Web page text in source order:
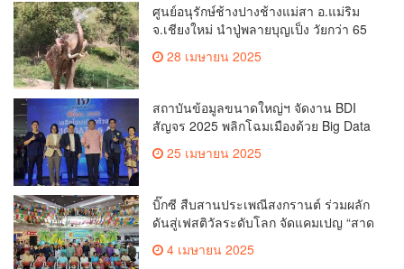
ศูนย์อนุรักษ์ช้างปางช้างแม่สา อ.แม่ริม
จ.เชียงใหม่ นำปู่พลายบุญเป็ง วัยกว่า 65
28 เมษายน 2025
สถาบันข้อมูลขนาดใหญ่ฯ จัดงาน BDI
สัญจร 2025 พลิกโฉมเมืองด้วย Big Data
ข้อมูลเพื่อยกระดับเมือง สังคม และ
25 เมษายน 2025
บิ๊กซี สืบสานประเพณีสงกรานต์ ร่วมผลัก
ดันสู่เฟสติวัลระดับโลก จัดแคมเปญ “สาด
สนุกรับสงกรานต์ที่บิ๊กซี” อัดโปรฉ่ำ ลด
สูงสุด 50% กระตุ้นการเดินทางนักท่อง
4 เมษายน 2025